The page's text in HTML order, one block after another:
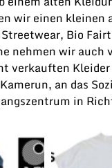
wir einen kleinen
Bio
nehmen wir auch
verkauften
an das
in